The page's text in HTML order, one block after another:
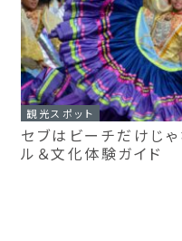
観光スポット
セブはビーチだけじゃ
ル＆文化体験ガイド